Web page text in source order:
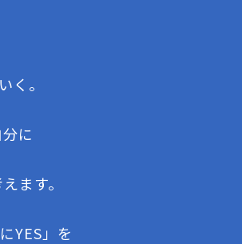
く。
に
ます。
YES」を